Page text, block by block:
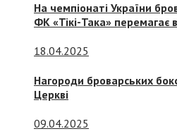
На чемпіонаті України
ФК «Тікі-Така» перемагає
18.04.2025
Нагороди броварських
Церкві
09.04.2025